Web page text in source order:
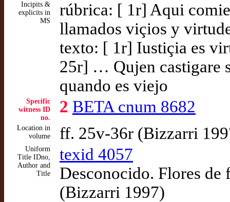
Incipits &
explicits in
MS
rúbrica: [ 1r] Aqui
llamados viçios y
texto: [ 1r] Iustiçia es
25r] … Qujen castigare
quando es viejo
Specific
witness ID
no.
2 BETA cnum 8682
Location in
volume
ff. 25v-36r (Bizzarri
Uniform
Title IDno,
Author and
Title
texid 4057
Desconocido. Flores
(Bizzarri 1997)